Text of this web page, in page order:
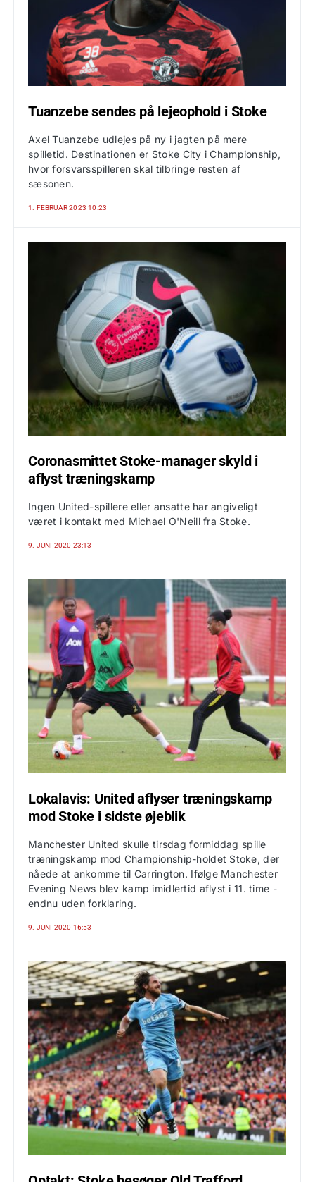
Tuanzebe sendes på lejeophold i Stoke
Axel Tuanzebe udlejes på ny i jagten på mere
spilletid. Destinationen er Stoke City i Championship,
hvor forsvarsspilleren skal tilbringe resten af
sæsonen.
1. FEBRUAR 2023 10:23
Coronasmittet Stoke-manager skyld i
aflyst træningskamp
Ingen United-spillere eller ansatte har angiveligt
været i kontakt med Michael O'Neill fra Stoke.
9. JUNI 2020 23:13
Lokalavis: United aflyser træningskamp
mod Stoke i sidste øjeblik
Manchester United skulle tirsdag formiddag spille
træningskamp mod Championship-holdet Stoke, der
nåede at ankomme til Carrington. Ifølge Manchester
Evening News blev kamp imidlertid aflyst i 11. time -
endnu uden forklaring.
9. JUNI 2020 16:53